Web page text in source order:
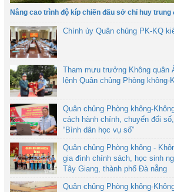
Nâng cao trình độ kíp chiến đấu sở chỉ huy trung
Chính ủy Quân chủng PK-KQ
Tham mưu trưởng Không
lệnh Quân chủng Phòng không-
Quân chủng Phòng không-
cách hành chính, chuyển đổi
“Bình dân học vụ số”
Quân chủng Phòng không -
gia đình chính sách, học sinh
Tây Giang, thành phố Đà nẵng
Quân chủng Phòng không-